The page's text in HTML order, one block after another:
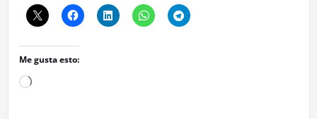
Me gusta esto:
Cargando...